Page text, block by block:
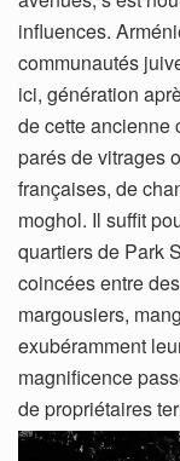
influences.
communautés
ici, génération
de cette ancienne
parés de vitrages
françaises, de
moghol. Il suffit
quartiers de Park
coincées entre
margousiers,
exubéramment
magnificence
de propriétaires